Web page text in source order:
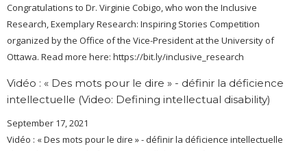
Congratulations to Dr. Virginie Cobigo, who won the Inclusive
Research, Exemplary Research: Inspiring Stories Competition
organized by the Office of the Vice-President at the University of
Ottawa. Read more here: https://bit.ly/inclusive_research
Vidéo : « Des mots pour le dire » - définir la déficience
intellectuelle (Video: Defining intellectual disability)
September 17, 2021
Vidéo : « Des mots pour le dire » - définir la déficience intellectuelle